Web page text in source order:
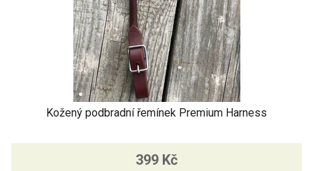
Kožený podbradní řemínek Premium Harness
399 Kč